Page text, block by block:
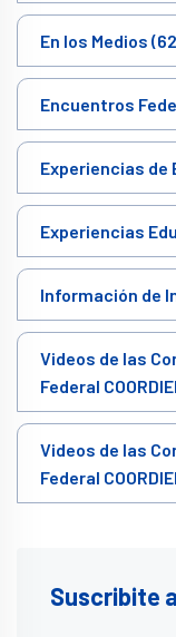
En los Medios
Encuentros
Experiencias de
Experiencias
Información de
Videos de las
Federal
Videos de las
Federal
Suscribite